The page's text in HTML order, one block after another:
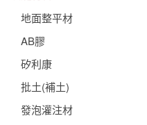
地面整平材
AB膠
矽利康
批土(補土)
發泡灌注材